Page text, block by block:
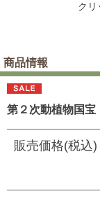
クリ
商品情報
第２次動植物国
販売価格(税込)